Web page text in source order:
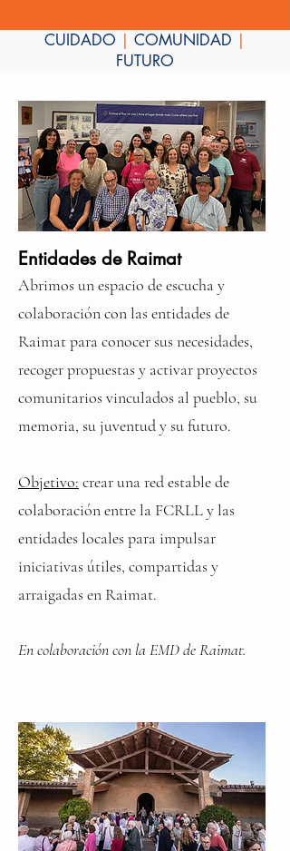
CUIDADO | COMUNIDAD |
FUTURO
Entidades de Raimat
Abrimos un espacio de escucha y
colaboración con las entidades de
Raimat para conocer sus necesidades,
recoger propuestas y activar proyectos
comunitarios vinculados al pueblo, su
memoria, su juventud y su futuro.
Objetivo: crear una red estable de
colaboración entre la FCRLL y las
entidades locales para impulsar
iniciativas útiles, compartidas y
arraigadas en Raimat.
En colaboración con la EMD de Raimat.